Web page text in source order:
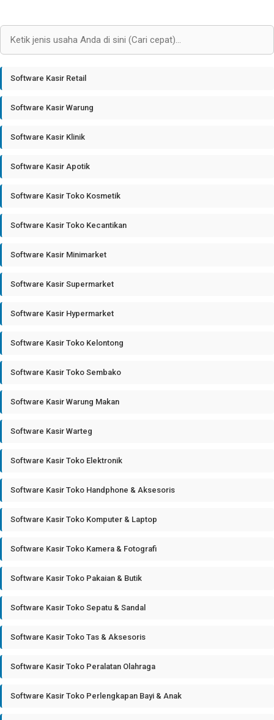
Software Kasir Retail
Software Kasir Warung
Software Kasir Klinik
Software Kasir Apotik
Software Kasir Toko Kosmetik
Software Kasir Toko Kecantikan
Software Kasir Minimarket
Software Kasir Supermarket
Software Kasir Hypermarket
Software Kasir Toko Kelontong
Software Kasir Toko Sembako
Software Kasir Warung Makan
Software Kasir Warteg
Software Kasir Toko Elektronik
Software Kasir Toko Handphone & Aksesoris
Software Kasir Toko Komputer & Laptop
Software Kasir Toko Kamera & Fotografi
Software Kasir Toko Pakaian & Butik
Software Kasir Toko Sepatu & Sandal
Software Kasir Toko Tas & Aksesoris
Software Kasir Toko Peralatan Olahraga
Software Kasir Toko Perlengkapan Bayi & Anak